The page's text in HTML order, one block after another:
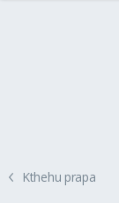
Kthehu prapa